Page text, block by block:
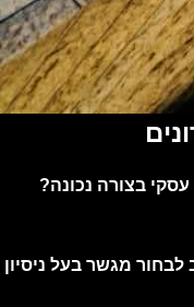
בצורה נכונה?
מגשר בעל ניסיון